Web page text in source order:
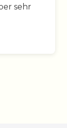
sehr